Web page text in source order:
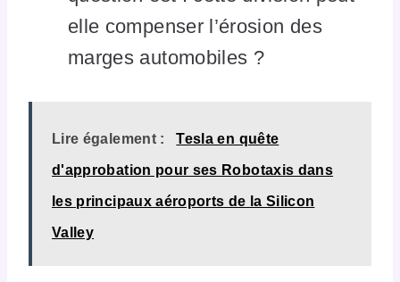
elle compenser l’érosion des
marges automobiles ?
Lire également : Tesla en quête
d'approbation pour ses Robotaxis dans
les principaux aéroports de la Silicon
Valley